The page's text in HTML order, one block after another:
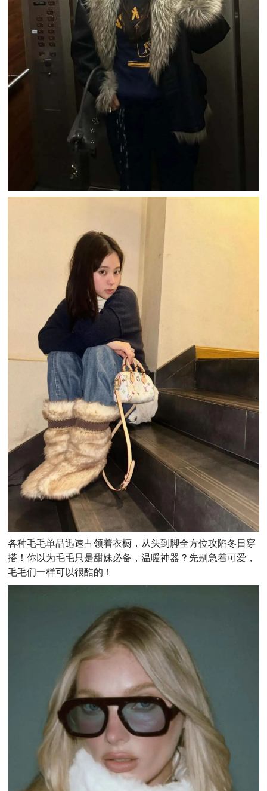
各种毛毛单品迅速占领着衣橱，从头到脚全方位攻陷冬日穿
搭！你以为毛毛只是甜妹必备，温暖神器？先别急着可爱，
毛毛们一样可以很酷的！